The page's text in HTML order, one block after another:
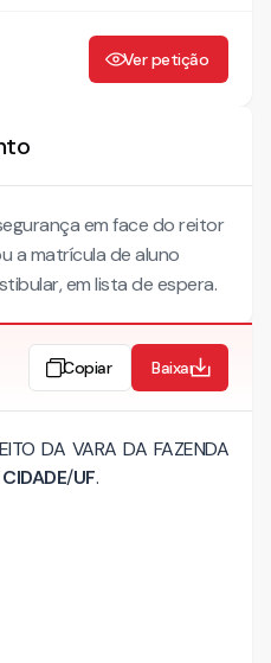
Ver petição
em face do reitor
a matrícula de aluno
em lista de espera.
Copiar Baixar
DA VARA DA FAZENDA
CIDADE/UF.